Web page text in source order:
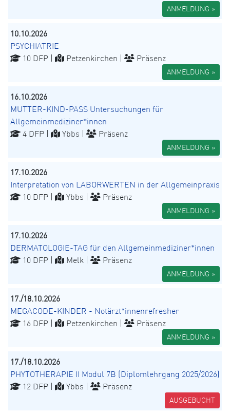
ANMELDUNG »
10.10.2026
PSYCHIATRIE
10 DFP |
Petzenkirchen | Präsenz
ANMELDUNG »
16.10.2026
MUTTER-KIND-PASS Untersuchungen für
Allgemeinmediziner*innen
4 DFP |
Ybbs | Präsenz
ANMELDUNG »
17.10.2026
Interpretation von LABORWERTEN in der Allgemeinpraxis
10 DFP |
Ybbs | Präsenz
ANMELDUNG »
17.10.2026
DERMATOLOGIE-TAG für den Allgemeinmediziner*innen
10 DFP |
Melk | Präsenz
ANMELDUNG »
17./18.10.2026
MEGACODE-KINDER - Notärzt*innenrefresher
16 DFP |
Petzenkirchen | Präsenz
ANMELDUNG »
17./18.10.2026
PHYTOTHERAPIE II Modul 7B (Diplomlehrgang 2025/2026)
12 DFP |
Ybbs | Präsenz
AUSGEBUCHT